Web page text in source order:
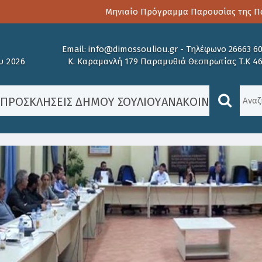
Μηνιαίο Πρόγραμμα Παρουσίας της
2026
Email: info@dimossouliou.gr - Τηλέφωνο 26663
Κ. Καραμανλή 179 Παραμυθιά Θεσπρωτίας Τ.Κ
ΠΡΟΣΚΛΉΣΕΙΣ ΔΉΜΟΥ ΣΟΥΛΊΟΥΑΝΑΚΟΙΝΏΣΕΙΣ /